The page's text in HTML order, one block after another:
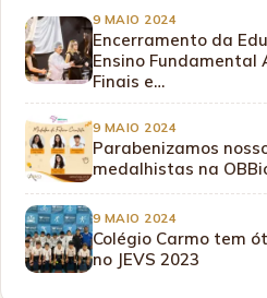
9 MAIO 2024
Encerramento da
Ensino Fundamental
Finais e…
9 MAIO 2024
Parabenizamos
medalhistas na
9 MAIO 2024
Colégio Carmo tem
no JEVS 2023